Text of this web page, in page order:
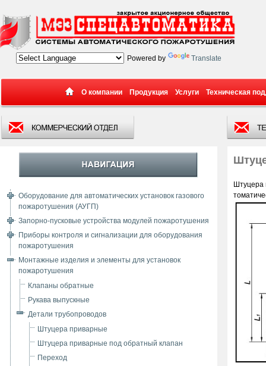
Powered by Translate
О компании Продукция Услуги Техническая
Оборудование для автоматических установок газового
пожаротушения (АУГП)
Запорно-пусковые устройства модулей пожаротушения
Приборы контроля и сигнализации для оборудования
пожаротушения
Монтажные изделия и элементы для установок
пожаротушения
Клапаны обратные
Рукава выпускные
Детали трубопроводов
Штуцера приварные
Штуцера приварные под обратный клапан
Переход
Штуцера